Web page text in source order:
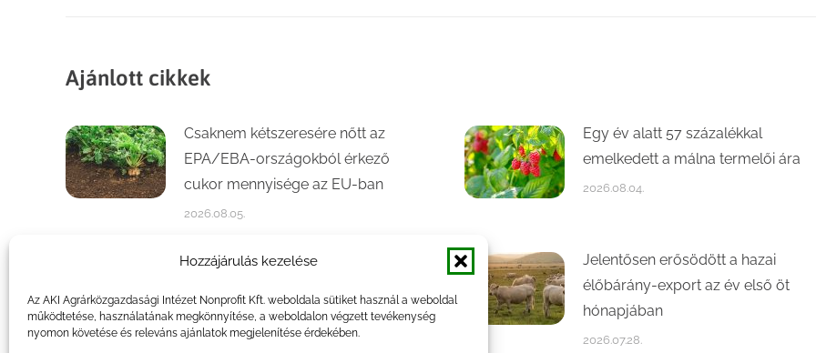
Hozzájárulás kezelése
Az AKI Agrárközgazdasági Intézet Nonprofit Kft. weboldala sütiket használ a weboldal
működtetése, használatának megkönnyítése, a weboldalon végzett tevékenység
nyomon követése és releváns ajánlatok megjelenítése érdekében.
Ajánlott cikkek
Csaknem kétszeresére nőtt az
EPA/EBA-országokból érkező
cukor mennyisége az EU-ban
2026.08.05.
Egy év alatt 57 százalékkal
emelkedett a málna termelői ára
2026.08.04.
Számottevően növekedett a
idén
2026.07.31.
Jelentősen erősödött a hazai
élőbárány-export az év első öt
hónapjában
2026.07.28.